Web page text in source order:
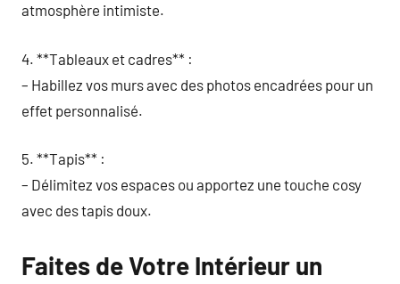
atmosphère intimiste.
4. **Tableaux et cadres** :
– Habillez vos murs avec des photos encadrées pour un
effet personnalisé.
5. **Tapis** :
– Délimitez vos espaces ou apportez une touche cosy
avec des tapis doux.
Faites de Votre Intérieur un